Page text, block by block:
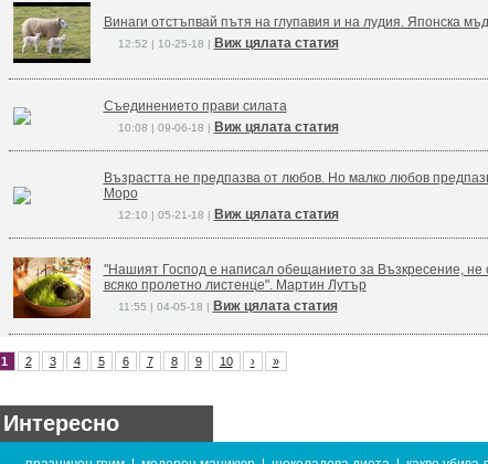
Винаги отстъпвай пътя на глупавия и на лудия. Японска
12:52 | 10-25-18 | Виж цялата статия
Съединението прави силата
10:08 | 09-06-18 | Виж цялата статия
Възрастта не предпазва от любов. Но малко любов
Моро
12:10 | 05-21-18 | Виж цялата статия
"Нашият Господ е написал обещанието за Възкресение, не
всяко пролетно листенце". Мартин Лутър
11:55 | 04-05-18 | Виж цялата статия
1 2 3 4 5 6 7 8 9 10 › »
Интересно